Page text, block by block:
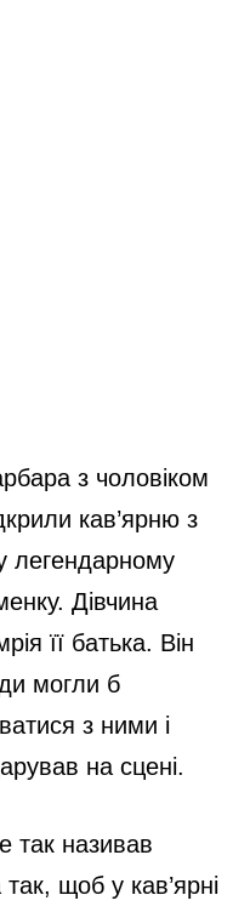
з чоловіком
кав’ярню з
легендарному
Дівчина
її батька. Він
могли б
з ними і
на сцені.
так називав
щоб у кав’ярні